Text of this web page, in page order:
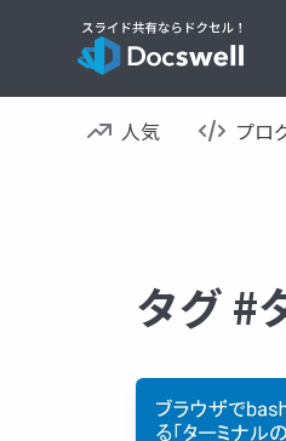
人気 プロ
タグ #